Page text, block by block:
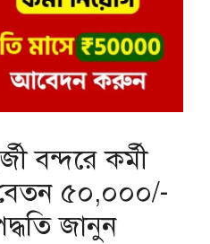
বন্দরে কর্মী
৫০,০০০/-
জানুন